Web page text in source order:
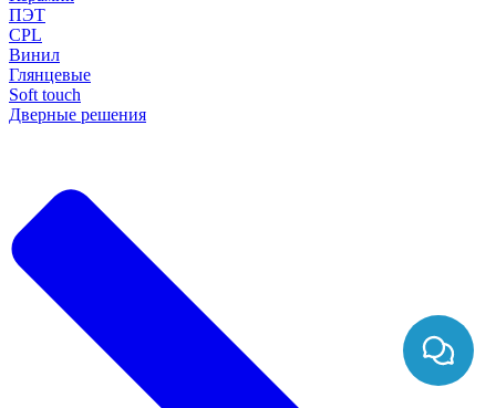
ПЭТ
CPL
Винил
Глянцевые
Soft touch
Дверные решения